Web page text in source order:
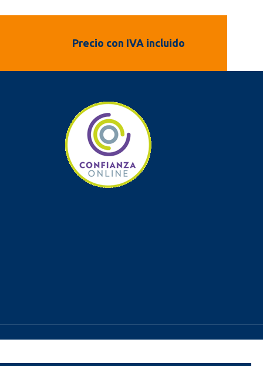
Precio con IVA incluido